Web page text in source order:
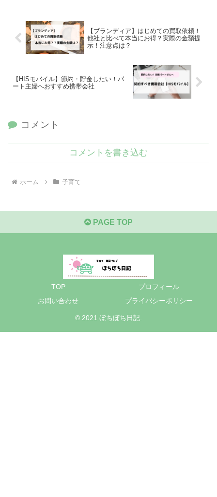
【ブランディア】はじめての買取依頼！
他社と比べて本当にお得？実際の金額提
示！注意点は？
【HISモバイル】節約・貯金したい！パ
ート主婦へおすすめ携帯会社
コメント
コメントを書き込む
ホーム 子育て
PAGE TOP
TOP
プロフィール
お問い合わせ
プライバシーポリシー
© 2021 ぼちぼち日記.